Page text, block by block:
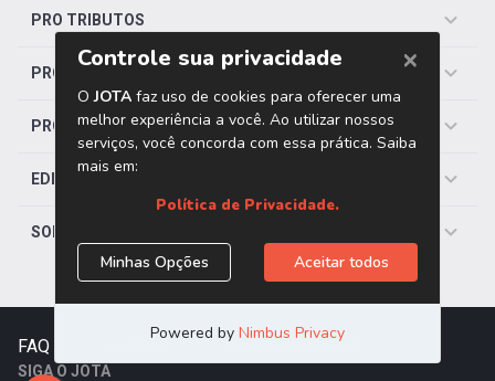
PRO TRIBUTOS
PRO TRABALHISTA
PRO SAÚDE
EDITORIAS
SOBRE O JOTA
FAQ Trabalhe Conosco
SIGA O JOTA